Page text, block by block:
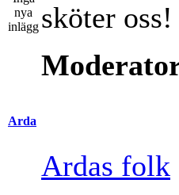
sköter oss!
Arda
Ardas folk